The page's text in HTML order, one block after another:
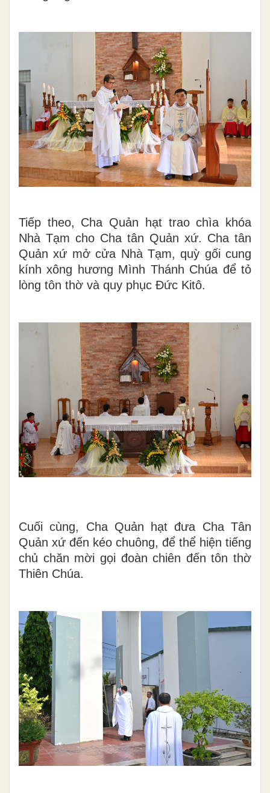
Tiếp theo, Cha Quản hạt trao chìa khóa
Nhà Tạm cho Cha tân Quản xứ. Cha tân
Quản xứ mở cửa Nhà Tạm, quỳ gối cung
kính xông hương Mình Thánh Chúa để tỏ
lòng tôn thờ và quy phục Đức Kitô.
Cuối cùng, Cha Quản hạt đưa Cha Tân
Quản xứ đến kéo chuông, để thể hiện tiếng
chủ chăn mời gọi đoàn chiên đến tôn thờ
Thiên Chúa.